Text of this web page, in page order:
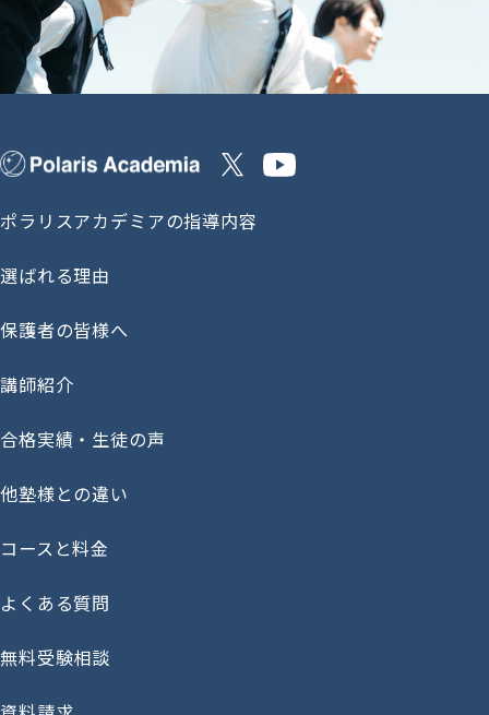
ポラリスアカデミアの指導内容
選ばれる理由
保護者の皆様へ
講師紹介
合格実績・生徒の声
他塾様との違い
コースと料金
よくある質問
無料受験相談